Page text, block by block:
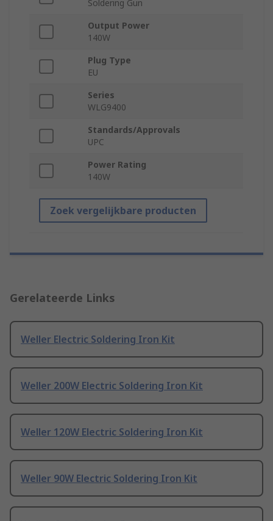
Soldering Gun
Output Power
140W
Plug Type
EU
Series
WLG9400
Standards/Approvals
UPC
Power Rating
140W
Zoek vergelijkbare producten
Gerelateerde Links
Weller Electric Soldering Iron Kit
Weller 200W Electric Soldering Iron Kit
Weller 120W Electric Soldering Iron Kit
Weller 90W Electric Soldering Iron Kit